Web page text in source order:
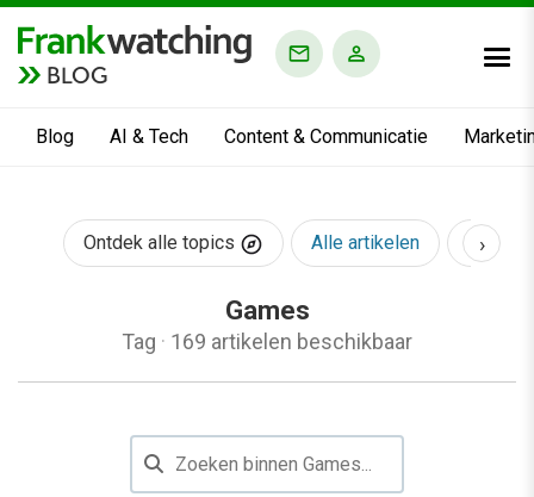
BLOG
Blog AI & Tech Content & Communicatie
Ontdek alle topics Alle artikelen AI &
›
Games
Tag · 169 artikelen beschikbaar